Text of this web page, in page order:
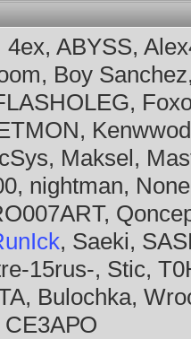
ABYSS,
Boy
Maksel,
nightman,
, Saeki,
15rus-, Stic,
Bulochka,
СЕ3АРО